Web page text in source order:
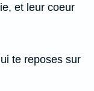
et leur coeur
te reposes sur